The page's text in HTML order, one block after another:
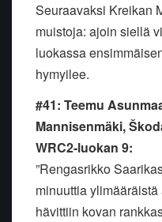
Seuraavaksi Kreikan
muistoja: ajoin siellä
luokassa
hymyilee.
#41: Teemu
Mannisenmäki,
WRC2-luokan 9:
”Rengasrikko
minuuttia
hävittiin kovan